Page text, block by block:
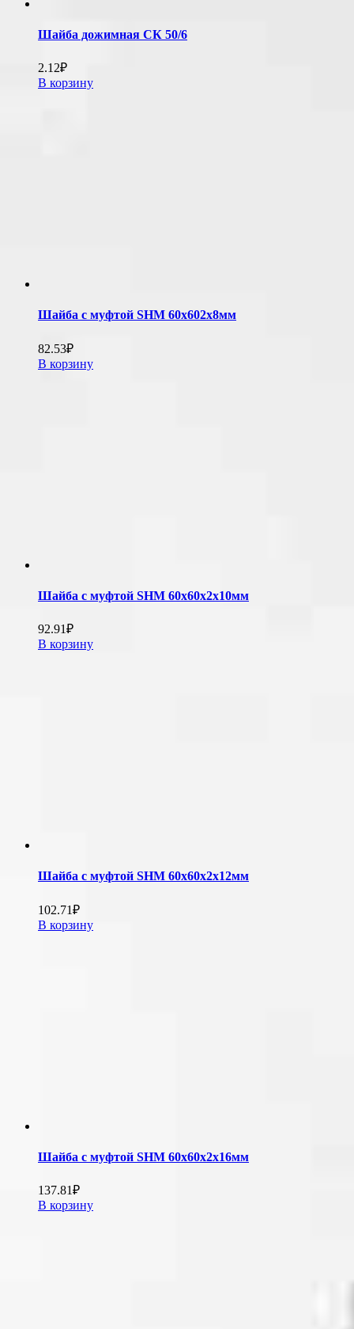
Шайба дожимная СК 50/6
2.12₽
В корзину
Шайба с муфтой SHM 60х602х8мм
82.53₽
В корзину
Шайба с муфтой SHM 60х60х2х10мм
92.91₽
В корзину
Шайба с муфтой SHM 60х60х2х12мм
102.71₽
В корзину
Шайба с муфтой SHM 60х60х2х16мм
137.81₽
В корзину